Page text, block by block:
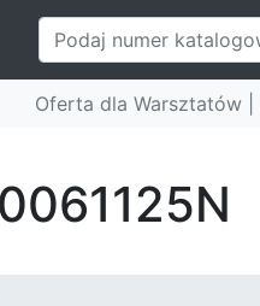
Oferta dla Warsztatów |